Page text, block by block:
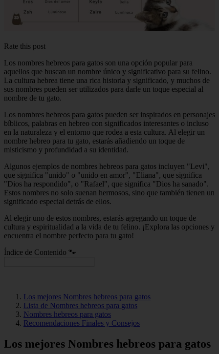
Rate this post
Los nombres hebreos para gatos son una opción popular para
aquellos que buscan un nombre único y significativo para su felino.
La cultura hebrea tiene una rica historia y significado, y muchos de
sus nombres pueden ser utilizados para darle un toque especial al
nombre de tu gato.
Los nombres hebreos para gatos pueden ser inspirados en personajes
bíblicos, palabras en hebreo con significados interesantes o incluso
en la naturaleza y el entorno que rodea a esta cultura. Al elegir un
nombre hebreo para tu gato, estarás añadiendo un toque de
misticismo y profundidad a su identidad.
Algunos ejemplos de nombres hebreos para gatos incluyen "Levi",
que significa "unido" o "unido en amor", "Eliana", que significa
"Dios ha respondido", o "Rafael", que significa "Dios ha sanado".
Estos nombres no solo suenan hermosos, sino que también tienen un
significado especial detrás de ellos.
Al elegir uno de estos nombres, estarás agregando un toque de
cultura y espiritualidad a la vida de tu felino. ¡Explora las opciones y
encuentra el nombre perfecto para tu gato!
Índice de Contenido 🐾
Los mejores Nombres hebreos para gatos
Lista de Nombres hebreos para gatos
Nombres hebreos para gatos
Recomendaciones Finales y Consejos
Los mejores Nombres hebreos para gatos